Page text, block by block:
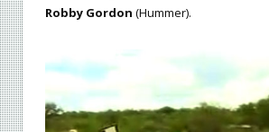
Robby Gordon (Hummer).